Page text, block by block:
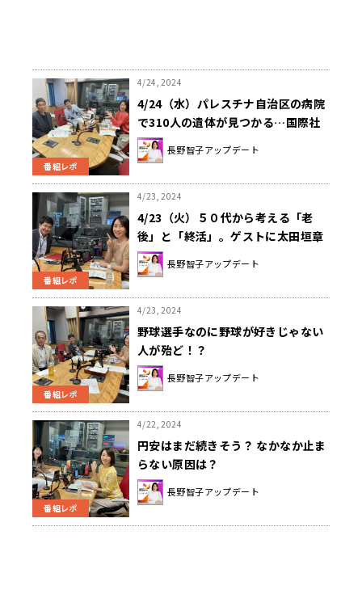
番組レポ
4/24, 2024
4/24（水）パレスチナ自治区の病院
で310人の遺体が見つかる…国際社
会が結束して報復の連鎖を止めよ！
麻生太郎氏がトランプ氏と会談した
長野智子アップデート
番組レポ
4/23, 2024
4/23（火）５０代から考える「老
後」と「終活」。ゲストに太田垣章
子さん！野球バスケの最新情報も！
長野智子アップデート
番組レポ
4/23, 2024
野球選手なのに野球が好きじゃない
人が殆ど！？
長野智子アップデート
番組レポ
4/22, 2024
円安はまだ続きそう？ なかなか止ま
らない原因は？
長野智子アップデート